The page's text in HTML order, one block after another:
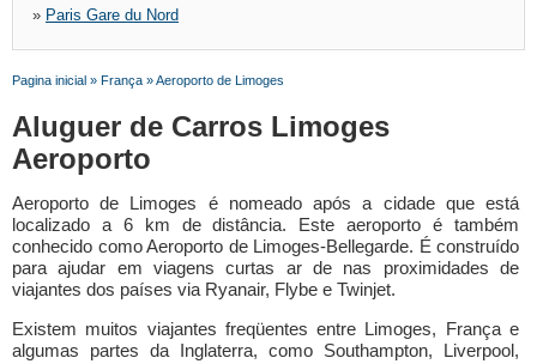
» Paris Gare du Nord
Pagina inicial » França »Aeroporto de Limoges
Aluguer de Carros Limoges
Aeroporto
Aeroporto de Limoges é nomeado após a cidade que está
localizado a 6 km de distância. Este aeroporto é também
conhecido como Aeroporto de Limoges-Bellegarde. É construído
para ajudar em viagens curtas ar de nas proximidades de
viajantes dos países via Ryanair, Flybe e Twinjet.
Existem muitos viajantes freqüentes entre Limoges, França e
algumas partes da Inglaterra, como Southampton, Liverpool,